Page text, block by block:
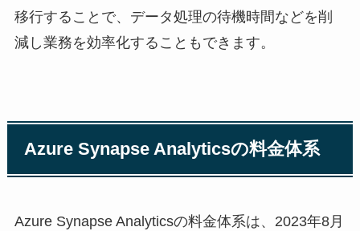
移行することで、データ処理の待機時間などを削
減し業務を効率化することもできます。
Azure Synapse Analyticsの料金体系
Azure Synapse Analyticsの料金体系は、2023年8月